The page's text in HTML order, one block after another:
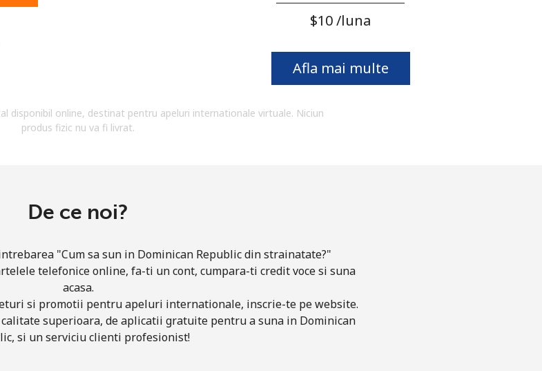
unui cont pe acest site, sunt de
Buna!
te sauCREEAZA CONT NOU →
⁦$10⁩ /luna
Afla mai multe
disponibil online, destinat pentru apeluri internationale virtuale. Niciun
produs fizic nu va fi livrat.
De ce noi?
"Cum sa sun in Dominican Republic din strainatate?"
telefonice online, fa-ti un cont, cumpara-ti credit voce si suna
acasa.
si promotii pentru apeluri internationale, inscrie-te pe website.
superioara, de aplicatii gratuite pentru a suna in Dominican
si un serviciu clienti profesionist!